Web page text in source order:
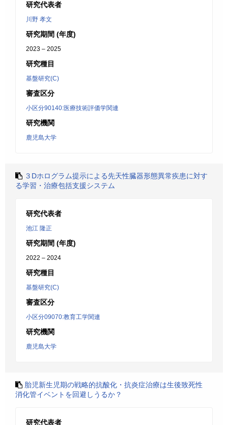
研究代表者
川野 孝文
研究期間 (年度)
2023 – 2025
研究種目
基盤研究(C)
審査区分
小区分90140:医療技術評価学関連
研究機関
鹿児島大学
３Dホログラム提示による先天性臓器形態異常疾患に対す
る学習・治療包括支援システム
研究代表者
池江 隆正
研究期間 (年度)
2022 – 2024
研究種目
基盤研究(C)
審査区分
小区分09070:教育工学関連
研究機関
鹿児島大学
胎児新生児期の戦略的抗酸化・抗炎症治療は生後致死性
消化管イベントを回避しうるか？
研究代表者